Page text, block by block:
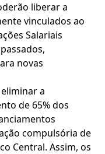
liberar a
vinculados ao
Salariais
novas
a
de 65% dos
compulsória de
Central. Assim, os